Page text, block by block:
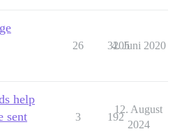
26 3205
4. Juni 2020
help
sent
3 192
12. August
2024